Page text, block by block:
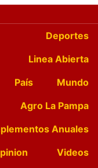
Deportes
Linea Abierta
País
Mundo
Agro La Pampa
Anuales
Videos